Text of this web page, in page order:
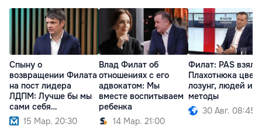
Спыну о
возвращении Филата
на пост лидера
ЛДПМ: Лучше бы мы
сами себя
распустили
15 Мар. 20:30
Влад Филат об
отношениях с его
адвокатом: Мы
вместе воспитываем
ребенка
14 Мар. 21:00
Филат: PAS взяла
Плахотнюка цвет,
лозунг, людей и
методы
30 Авг. 08:45